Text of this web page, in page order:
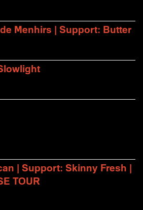
Menhirs | Support: Butter
| Support: Skinny Fresh |
TOUR